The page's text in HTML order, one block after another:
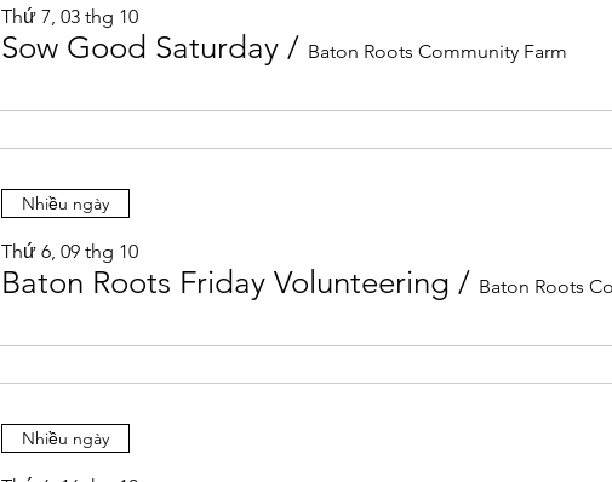
Thứ 7, 03 thg 10
Sow Good Saturday / Baton Roots Community Farm
Nhiều ngày
Thứ 6, 09 thg 10
Baton Roots Friday Volunteering /
Nhiều ngày